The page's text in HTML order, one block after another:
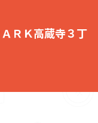
ＲＫ高蔵寺３丁